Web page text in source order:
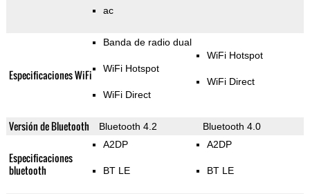
ac
Especificaciones WiFi
Banda de radio dual
WiFi Hotspot
WiFi Direct
WiFi Hotspot
WiFi Direct
Versión de Bluetooth Bluetooth 4.2 Bluetooth 4.0
Especificaciones
bluetooth
A2DP
BT LE
A2DP
BT LE